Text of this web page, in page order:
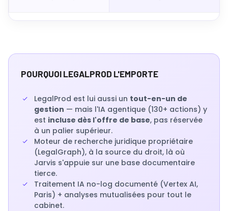
POURQUOI LEGALPROD L'EMPORTE
LegalProd est lui aussi un tout-en-un de
gestion — mais l'IA agentique (130+ actions) y
est incluse dès l'offre de base, pas réservée
à un palier supérieur.
Moteur de recherche juridique propriétaire
(LegalGraph), à la source du droit, là où
Jarvis s'appuie sur une base documentaire
tierce.
Traitement IA no-log documenté (Vertex AI,
Paris) + analyses mutualisées pour tout le
cabinet.